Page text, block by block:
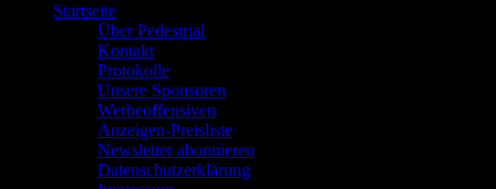
Startseite
Über Pedestrial
Kontakt
Protokolle
Unsere Sponsoren
Werbeoffensiven
Anzeigen-Preisliste
Newsletter abonnieren
Datenschutzerklärung